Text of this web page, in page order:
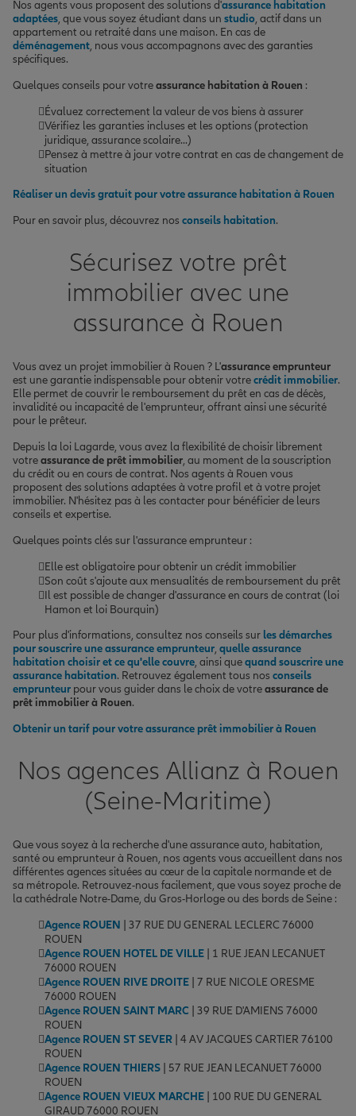
Nos agents vous proposent des solutions d'assurance habitation
adaptées, que vous soyez étudiant dans un studio, actif dans un
appartement ou retraité dans une maison. En cas de
déménagement, nous vous accompagnons avec des garanties
spécifiques.
Quelques conseils pour votreassurance habitation à Rouen :
Évaluez correctement la valeur de vos biens à assurer
Vérifiez les garanties incluses et les options (protection
juridique, assurance scolaire...)
Pensez à mettre à jour votre contrat en cas de changement de
situation
Réaliser un devis gratuit pour votre assurance habitation à Rouen
Pour en savoir plus, découvrez nos conseils habitation.
Sécurisez votre prêt
immobilier avec une
assurance à Rouen
Vous avez un projet immobilier à Rouen ? L'assurance emprunteur
est une garantie indispensable pour obtenir votrecrédit immobilier.
Elle permet de couvrir le remboursement du prêt en cas de décès,
invalidité ou incapacité de l'emprunteur, offrant ainsi une sécurité
pour le prêteur.
Depuis la loi Lagarde, vous avez la flexibilité de choisir librement
votreassurance de prêt immobilier, au moment de la souscription
du crédit ou en cours de contrat. Nos agents à Rouen vous
proposent des solutions adaptées à votre profil et à votre projet
immobilier. N'hésitez pas à les contacter pour bénéficier de leurs
conseils et expertise.
Quelques points clés sur l'assurance emprunteur :
Elle est obligatoire pour obtenir un crédit immobilier
Son coût s'ajoute aux mensualités de remboursement du prêt
Il est possible de changer d'assurance en cours de contrat (loi
Hamon et loi Bourquin)
Pour plus d'informations, consultez nos conseils sur les démarches
pour souscrire une assurance emprunteur, quelle assurance
habitation choisir et ce qu'elle couvre, ainsi quequand souscrire une
assurance habitation. Retrouvez également tous nos conseils
emprunteur pour vous guider dans le choix de votreassurance de
prêt immobilier à Rouen.
Obtenir un tarif pour votre assurance prêt immobilier à Rouen
Nos agences Allianz à Rouen
(Seine-Maritime)
Que vous soyez à la recherche d'une assurance auto, habitation,
santé ou emprunteur à Rouen, nos agents vous accueillent dans nos
différentes agences situées au cœur de la capitale normande et de
sa métropole. Retrouvez-nous facilement, que vous soyez proche de
la cathédrale Notre-Dame, du Gros-Horloge ou des bords de Seine :
Agence ROUEN | 37 RUE DU GENERAL LECLERC 76000
ROUEN
Agence ROUEN HOTEL DE VILLE | 1 RUE JEAN LECANUET
76000 ROUEN
Agence ROUEN RIVE DROITE | 7 RUE NICOLE ORESME
76000 ROUEN
Agence ROUEN SAINT MARC | 39 RUE D'AMIENS 76000
ROUEN
Agence ROUEN ST SEVER | 4 AV JACQUES CARTIER 76100
ROUEN
Agence ROUEN THIERS | 57 RUE JEAN LECANUET 76000
ROUEN
Agence ROUEN VIEUX MARCHE | 100 RUE DU GENERAL
GIRAUD 76000 ROUEN